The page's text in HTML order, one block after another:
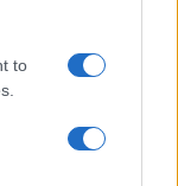
to
Διακόπηκε
Χιόνια σε